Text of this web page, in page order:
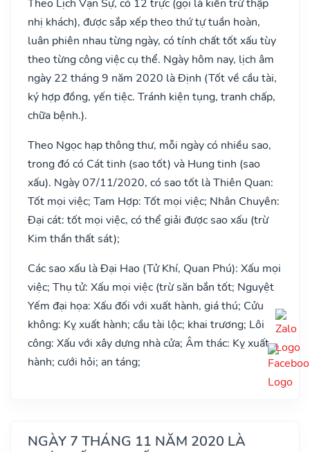
Theo Lịch Vạn Sự, có 12 trực (gọi là kiến trừ thập
nhị khách), được sắp xếp theo thứ tự tuần hoàn,
luân phiên nhau từng ngày, có tính chất tốt xấu tùy
theo từng công việc cụ thể. Ngày hôm nay, lịch âm
ngày 22 tháng 9 năm 2020 là Định (Tốt về cầu tài,
ký hợp đồng, yến tiệc. Tránh kiện tụng, tranh chấp,
chữa bệnh.).
Theo Ngọc hạp thông thư, mỗi ngày có nhiều sao,
trong đó có Cát tinh (sao tốt) và Hung tinh (sao
xấu). Ngày 07/11/2020, có sao tốt là Thiên Quan:
Tốt mọi việc; Tam Hợp: Tốt mọi việc; Nhân Chuyên:
Đại cát: tốt mọi việc, có thể giải được sao xấu (trừ
Kim thần thất sát);
Các sao xấu là Đại Hao (Tử Khí, Quan Phú): Xấu mọi
việc; Thụ tử: Xấu mọi việc (trừ săn bắn tốt; Nguyệt
Yếm đại họa: Xấu đối với xuất hành, giá thú; Cửu
không: Kỵ xuất hành; cầu tài lộc; khai trương; Lôi
công: Xấu với xây dựng nhà cửa; Âm thác: Kỵ xuất
hành; cưới hỏi; an táng;
NGÀY 7 THÁNG 11 NĂM 2020 LÀ